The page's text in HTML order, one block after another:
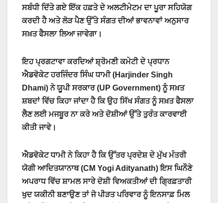
ਸਬੰਧੀ ਦਿੱਤੇ ਗਏ ਇੱਕ ਹਫ਼ਤੇ ਦੇ ਅਲਟੀਮੇਟਮ ਦਾ ਪੂਰਾ ਸਹਿਯੋਗ
ਕਰਦੀ ਹੈ ਅਤੇ ਲੋੜ ਪੈਣ ਉੱਤੇ ਸੰਗਤ ਦੀਆਂ ਭਾਵਨਾਵਾਂ ਅਨੁਸਾਰ
ਸਖ਼ਤ ਫੈਸਲਾ ਲਿਆ ਜਾਵੇਗਾ।
ਇਹ ਪ੍ਰਗਟਾਵਾ ਕਰਦਿਆਂ ਸ਼੍ਰੋਮਣੀ ਕਮੇਟੀ ਦੇ ਪ੍ਰਧਾਨ
ਐਡਵੋਕੇਟ ਹਰਜਿੰਦਰ ਸਿੰਘ ਧਾਮੀ (Harjinder Singh
Dhami) ਨੇ ਯੂਪੀ ਸਰਕਾਰ (UP Government) ਨੂੰ ਸਖ਼ਤ
ਸ਼ਬਦਾਂ ਵਿੱਚ ਕਿਹਾ ਜਾਂਦਾ ਹੈ ਕਿ ਉਹ ਸਿੱਖ ਸੰਗਤ ਨੂੰ ਸਖ਼ਤ ਫੈਸਲਾ
ਲੈਣ ਲਈ ਮਜਬੂਰ ਨਾ ਕਰੇ ਅਤੇ ਦੋਸ਼ੀਆਂ ਉੱਤੇ ਤੁਰੰਤ ਕਾਰਵਾਈ
ਕੀਤੀ ਜਾਵੇ।
ਐਡਵੋਕੇਟ ਧਾਮੀ ਨੇ ਕਿਹਾ ਹੈ ਕਿ ਉੱਤਰ ਪ੍ਰਦੇਸ਼ ਦੇ ਮੁੱਖ ਮੰਤਰੀ
ਯੋਗੀ ਆਦਿਤਯਾਨਾਥ (CM Yogi Adityanath) ਇਸ ਘਿਨੌਣੇ
ਅਪਰਾਧ ਵਿੱਚ ਸ਼ਾਮਲ ਸਾਰੇ ਦੋਸ਼ੀ ਵਿਅਕਤੀਆਂ ਦੀ ਗ੍ਰਿਫ਼ਤਾਰੀ
ਖੁਦ ਯਕੀਨੀ ਬਣਾਉਣ ਤਾਂ ਜੋ ਪੀੜਤ ਪਰਿਵਾਰ ਨੂੰ ਇਨਸਾਫ਼ ਮਿਲ